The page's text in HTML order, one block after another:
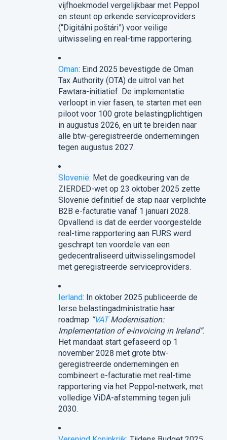
vijfhoekmodel vergelijkbaar met Peppol
en steunt op erkende serviceproviders
(“Digitálni poštári”) voor veilige
uitwisseling en real-time rapportering.
Oman: Eind 2025 bevestigde de Oman
Tax Authority (OTA) de uitrol van het
Fawtara-initiatief. De implementatie
verloopt in vier fasen, te starten met een
piloot voor 100 grote belastingplichtigen
in augustus 2026, en uit te breiden naar
alle btw-geregistreerde ondernemingen
tegen augustus 2027.
Slovenië: Met de goedkeuring van de
ZIERDED-wet op 23 oktober 2025 zette
Slovenië definitief de stap naar verplichte
B2B e-facturatie vanaf 1 januari 2028.
Opvallend is dat de eerder voorgestelde
real-time rapportering aan FURS werd
geschrapt ten voordele van een
gedecentraliseerd uitwisselingsmodel
met geregistreerde serviceproviders.
Ierland: In oktober 2025 publiceerde de
Ierse belastingadministratie haar
roadmap “VATModernisation:
Implementation of e-invoicing in Ireland”.
Het mandaat start gefaseerd op 1
november 2028 met grote btw-
geregistreerde ondernemingen en
combineert e-facturatie met real-time
rapportering via het Peppol-netwerk, met
volledige ViDA-afstemming tegen juli
2030.